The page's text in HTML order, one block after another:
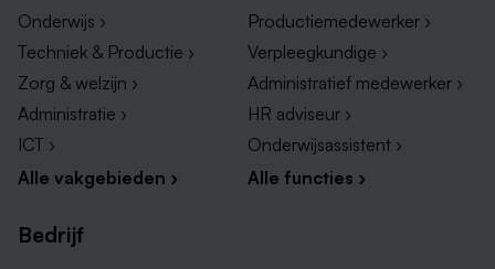
Meerdere jaren ervaring binnen payroll in een
internationale organisatie.
Actuele kennis van payrollwetgeving, sociale
zekerheid en compliance.
Ervaring met payrollsystemen; kennis van SAP is
een sterke pre.
Goede beheersing van de Nederlandse en
Engelse taal. Duits is een pre.
Onderwijs ›
Techniek & Productie ›
Zorg & welzijn ›
Administratie ›
ICT ›
Alle vakgebieden ›
Productiemedewerker ›
Verpleegkundige ›
Administratief medewerker ›
HR adviseur ›
Onderwijsassistent ›
Alle functies ›
Bedrijf